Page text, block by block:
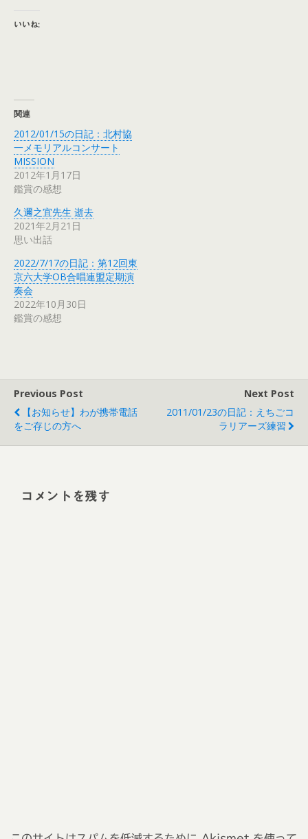
いいね:
関連
2012/01/15の日記：北村協
一メモリアルコンサート
MISSION
2012年1月17日
鑑賞の感想
久邇之宜先生 逝去
2021年2月21日
思い出話
2022/7/17の日記：第12回東
京六大学OB合唱連盟定期演
奏会
2022年10月30日
鑑賞の感想
Previous Post
【お知らせ】わが携帯電話
をご存じの方へ
Next Post
2011/01/23の日記：えちごコ
ラリアーズ練習
コメントを残す